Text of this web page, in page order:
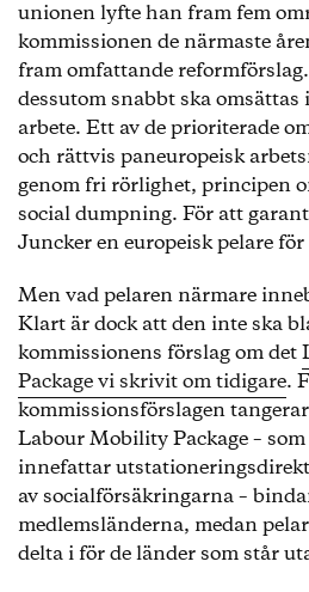
unionen lyfte han fram fem
kommissionen de närmaste
fram omfattande
dessutom snabbt ska
arbete. Ett av de prioriterade
och rättvis paneuropeisk
genom fri rörlighet, principen
social dumpning. För att
Juncker en europeisk pelare
Men vad pelaren närmare
Klart är dock att den inte ska
kommissionens förslag om det
Package vi skrivit om tidigare.
kommissionsförslagen
Labour Mobility Package –
innefattar
av socialförsäkringarna –
medlemsländerna, medan
delta i för de länder som står